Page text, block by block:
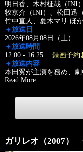
明日香、木村柾哉（INI
牧京介（INI）、松田迅
竹中直人、夏木マリ ほか
＋放送日
2026年08月08日（土）
＋放送時間
12:00 - 16:25 録画予約
＋放送内容
本田翼が主演を務め、
Read More
ガリレオ（2007